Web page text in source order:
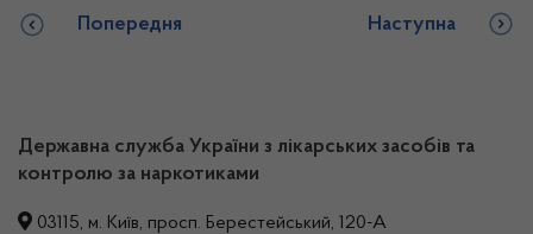
Попередня Наступна
Державна служба України з лікарських засобів та
контролю за наркотиками
03115, м. Київ, просп. Берестейський, 120-А